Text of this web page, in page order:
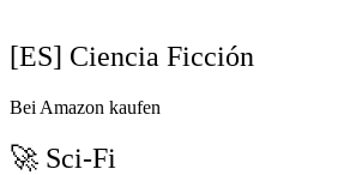
[ES] Ciencia Ficción
Bei Amazon kaufen
🚀 Sci-Fi